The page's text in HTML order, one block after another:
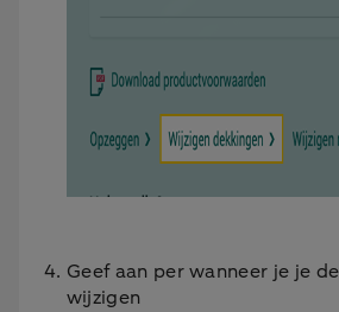
Geef aan per wanneer je je
wijzigen